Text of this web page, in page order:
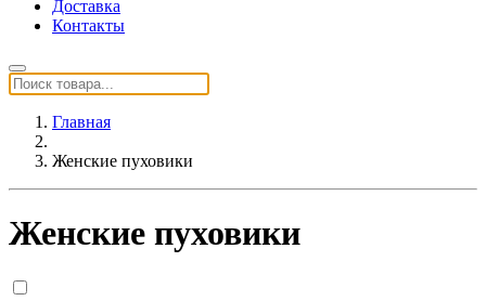
Доставка
Контакты
Главная
Женские пуховики
Женские пуховики